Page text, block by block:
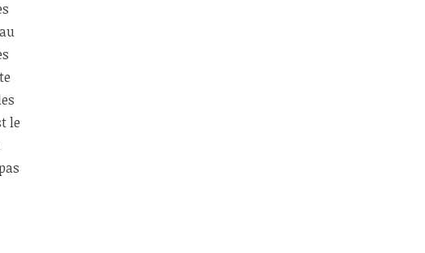
le